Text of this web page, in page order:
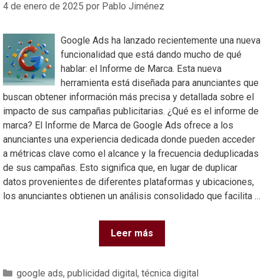
4 de enero de 2025 por Pablo Jiménez
Google Ads ha lanzado recientemente una nueva
funcionalidad que está dando mucho de qué
hablar: el Informe de Marca. Esta nueva
herramienta está diseñada para anunciantes que
buscan obtener información más precisa y detallada sobre el
impacto de sus campañas publicitarias. ¿Qué es el informe de
marca? El Informe de Marca de Google Ads ofrece a los
anunciantes una experiencia dedicada donde pueden acceder
a métricas clave como el alcance y la frecuencia deduplicadas
de sus campañas. Esto significa que, en lugar de duplicar
datos provenientes de diferentes plataformas y ubicaciones,
los anunciantes obtienen un análisis consolidado que facilita …
Leer más
google ads, publicidad digital, técnica digital